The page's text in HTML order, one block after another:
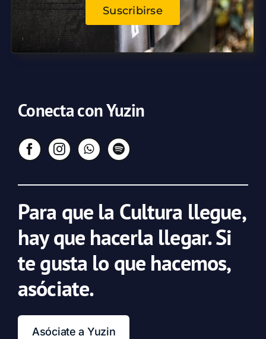
Suscribirse
Conecta con Yuzin
Para que la Cultura llegue,
hay que hacerla llegar. Si
te gusta lo que hacemos,
asóciate.
Asóciate a Yuzin